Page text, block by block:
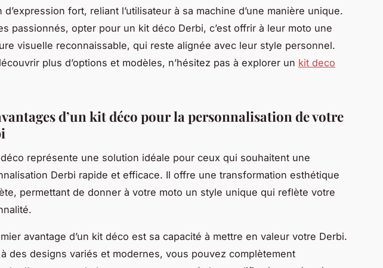
d’expression fort, reliant l’utilisateur à sa machine d’une manière unique.
passionnés, opter pour un kit déco Derbi, c’est offrir à leur moto une
visuelle reconnaissable, qui reste alignée avec leur style personnel.
plus d’options et modèles, n’hésitez pas à explorer un kit deco
d’un kit déco pour la personnalisation de votre
représente une solution idéale pour ceux qui souhaitent une
Derbi rapide et efficace. Il offre une transformation esthétique
permettant de donner à votre moto un style unique qui reflète votre
avantage d’un kit déco est sa capacité à mettre en valeur votre Derbi.
à des designs variés et modernes, vous pouvez complètement